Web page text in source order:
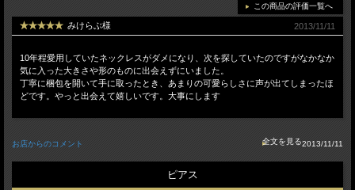
この商品の評価一覧へ
みけらぶ様 2013/11/11
10年程愛用していたネックレスがダメになり、次を探していたのですがなかなか
気に入った大きさや形のものに出会えずにいました。
丁寧に梱包を開いて手に取ったとき、あまりの可愛らしさに声が出てしまったほ
どです。やっと出会えて嬉しいです。大事にします
お店からのコメント 2013/11/11
ピアス